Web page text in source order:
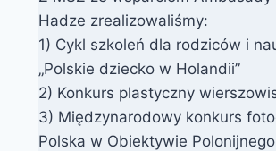
Hadze zrealizowaliśmy:
1) Cykl szkoleń dla rodziców i
„Polskie dziecko w Holandii”
2) Konkurs plastyczny
3) Międzynarodowy konkurs
Polska w Obiektywie